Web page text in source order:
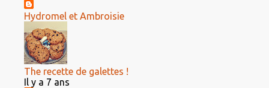
Hydromel et Ambroisie
The recette de galettes !
Il y a 7 ans